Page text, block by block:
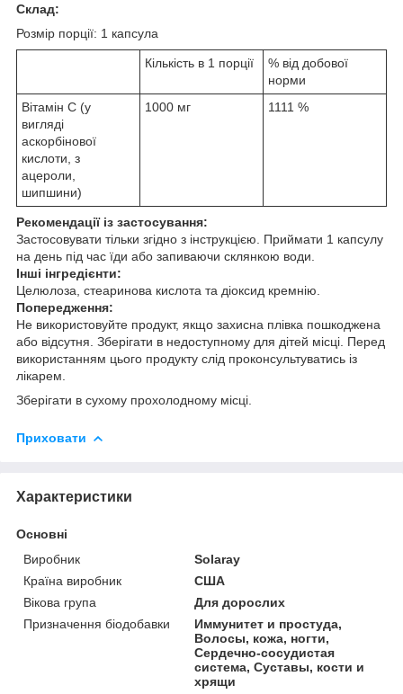
Склад:
Розмір порції: 1 капсула
Кількість в 1 порції
% від добової
норми
Вітамін C (у
вигляді
аскорбінової
кислоти, з
ацероли,
шипшини)
1000 мг 1111 %
Рекомендації із застосування:
Застосовувати тільки згідно з інструкцією. Приймати 1 капсулу
на день під час їди або запиваючи склянкою води.
Інші інгредієнти:
Целюлоза, стеаринова кислота та діоксид кремнію.
Попередження:
Не використовуйте продукт, якщо захисна плівка пошкоджена
або відсутня. Зберігати в недоступному для дітей місці. Перед
використанням цього продукту слід проконсультуватись із
лікарем.
Зберігати в сухому прохолодному місці.
Приховати
Характеристики
Основні
Виробник
Solaray
Країна виробник
США
Вікова група
Для дорослих
Призначення біодобавки
Иммунитет и простуда,
Волосы, кожа, ногти,
Сердечно-сосудистая
система, Суставы, кости и
хрящи